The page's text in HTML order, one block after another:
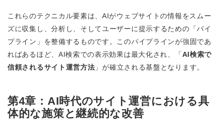
これらのテクニカル要素は、AIがウェブサイトの情報をスムー
ズに収集し、分析し、そしてユーザーに提示するための「パイ
プライン」を整備するものです。このパイプラインが強固であ
ればあるほど、AI検索での表示効果は最大化され、「AI検索で
信頼されるサイト運営方法 」が確立される基盤となります。
第4章：AI時代のサイト運営における具
体的な施策と継続的な改善